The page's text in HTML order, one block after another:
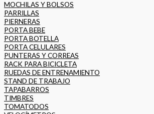
MOCHILAS Y BOLSOS
PARRILLAS
PIERNERAS
PORTA BEBE
PORTA BOTELLA
PORTA CELULARES
PUNTERAS Y CORREAS
RACK PARA BICICLETA
RUEDAS DE ENTRENAMIENTO
STAND DE TRABAJO
TAPABARROS
TIMBRES
TOMATODOS